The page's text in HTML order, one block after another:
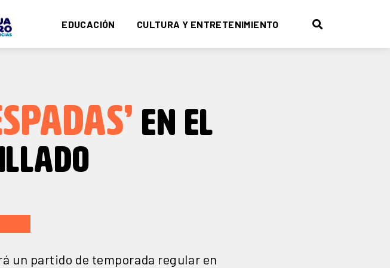
EDUCACIÓN CULTURA Y ENTRETENIMIENTO
EN EL
un partido de temporada regular en